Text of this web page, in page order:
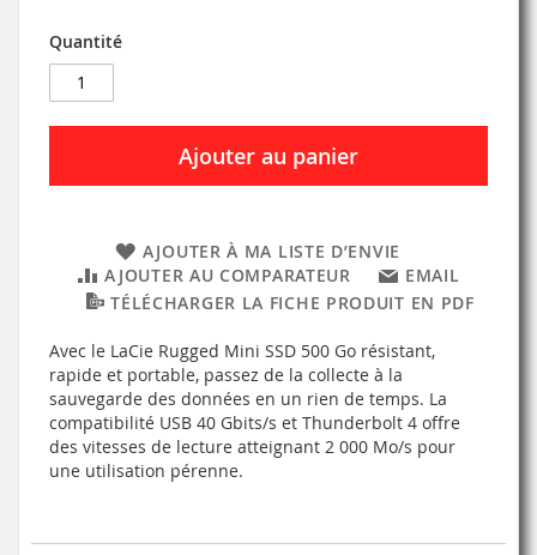
Quantité
Ajouter au panier
AJOUTER À MA LISTE D’ENVIE
AJOUTER AU COMPARATEUR
EMAIL
TÉLÉCHARGER LA FICHE PRODUIT EN PDF
Avec le LaCie Rugged Mini SSD 500 Go résistant,
rapide et portable, passez de la collecte à la
sauvegarde des données en un rien de temps. La
compatibilité USB 40 Gbits/s et Thunderbolt 4 offre
des vitesses de lecture atteignant 2 000 Mo/s pour
une utilisation pérenne.